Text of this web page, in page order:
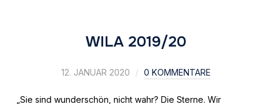
WILA 2019/20
12. JANUAR 2020 0 KOMMENTARE
„Sie sind wunderschön, nicht wahr? Die Sterne. Wir